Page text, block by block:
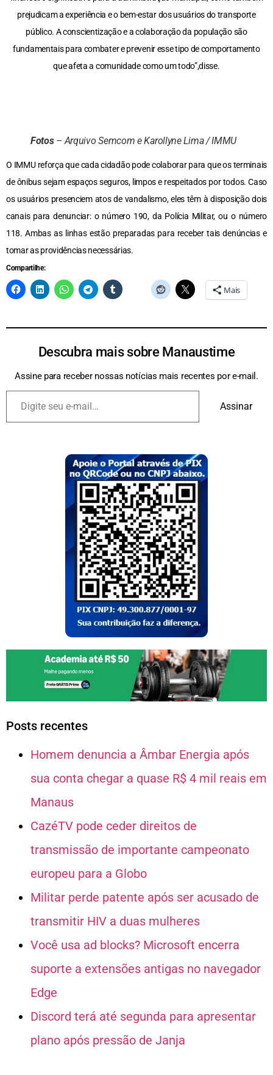
prejudicam a experiência e o bem-estar dos usuários do transporte
público. A conscientização e a colaboração da população são
fundamentais para combater e prevenir esse tipo de comportamento
que afeta a comunidade como um todo”,disse.
Fotos– Arquivo Semcom e Karollyne Lima / IMMU
O IMMU reforça que cada cidadão pode colaborar para que os terminais
de ônibus sejam espaços seguros, limpos e respeitados por todos. Caso
os usuários presenciem atos de vandalismo, eles têm à disposição dois
canais para denunciar: o número 190, da Polícia Militar, ou o número
118. Ambas as linhas estão preparadas para receber tais denúncias e
tomar as providências necessárias.
Compartilhe:
Mais
Descubra mais sobre Manaustime
Assine para receber nossas notícias mais recentes por e-mail.
Assinar
Posts recentes
Homem denuncia a Âmbar Energia após
sua conta chegar a quase R$ 4 mil reais em
Manaus
CazéTV pode ceder direitos de
transmissão de importante campeonato
europeu para a Globo
Militar perde patente após ser acusado de
transmitir HIV a duas mulheres
Você usa ad blocks? Microsoft encerra
suporte a extensões antigas no navegador
Edge
Discord terá até segunda para apresentar
plano após pressão de Janja